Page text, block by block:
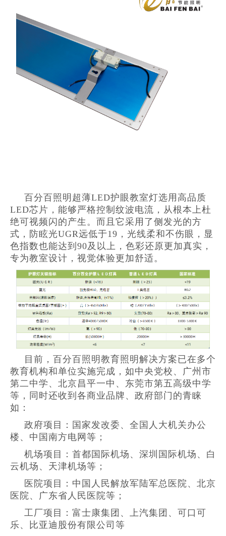
百分百照明超薄LED护眼教室灯选用高品质
LED芯片，能够严格控制纹波电流，从根本上杜
绝可视频闪的产生。而且它采用了侧发光的方
式，防眩光UGR远低于19，光线柔和不伤眼，显
色指数也能达到90及以上，色彩还原更加真实，
专为教室设计，视觉体验更加舒适。
目前，百分百照明教育照明解决方案已在多个
教育机构和单位实施完成，如中央党校、广州市
第二中学、北京昌平一中、东莞市第五高级中学
等，同时还收到各商业品牌、政府部门的青睐
如：
政府项目：国家发改委、全国人大机关办公
楼、中国南方电网等；
机场项目：首都国际机场、深圳国际机场、白
云机场、天津机场等；
医院项目：中国人民解放军陆军总医院、北京
医院、广东省人民医院等；
工厂项目：富士康集团、上汽集团、可口可
乐、比亚迪股份有限公司等